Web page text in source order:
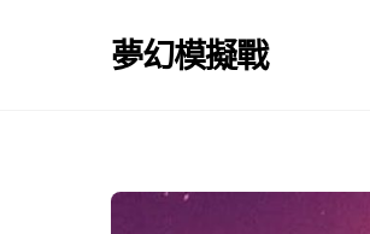
夢幻模擬戰